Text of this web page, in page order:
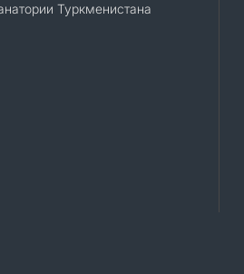
Туркменистана